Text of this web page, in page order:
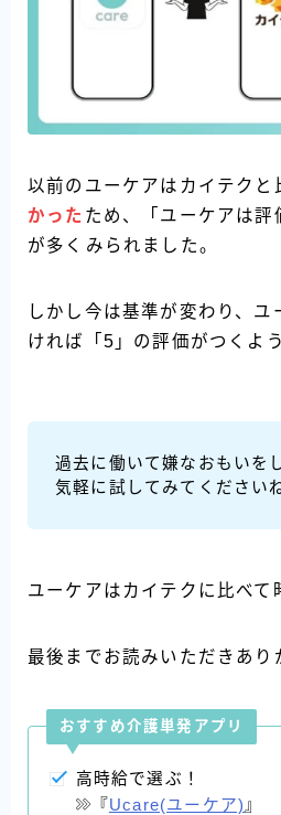
以前のユーケアはカイテクと
かった ため、「ユーケアは評
が多くみられました。
しかし今は基準が変わり、ユ
ければ「5」の評価がつくよ
過去に働いて嫌なおもいを
気軽に試してみてください
ユーケアはカイテクに比べて
最後までお読みいただきあり
おすすめ介護単発アプリ
高時給で選ぶ！
『Ucare(ユーケア) 』